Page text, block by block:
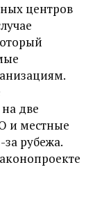
центров
две
и местные
рубежа.